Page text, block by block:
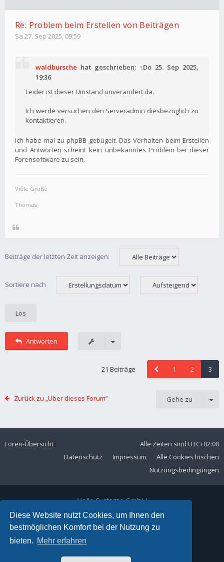
Diese Website nutzt Cookies, um Ihnen den
bestmöglichen Komfort bei der Nutzung zu
bieten. Mehr erfahren
Re: Problem beim Erstellen von Beiträgen
Sa 27. Sep 2025, 09:59
waldbursche hat geschrieben: ↑Do 25. Sep 2025,
19:36
Leider ist dieser Umstand unverändert da.
Ich werde versuchen den Serveradmin diesbezüglich zu
kontaktieren.
Ich habe mal zu phpBB gebügelt. Das Verhalten beim Erstellen
und Antworten scheint kein unbekanntes Problem bei dieser
Forensoftware zu sein.
Viele Grüße
Thomas
Beiträge der letzten Zeit anzeigen:
Sortiere nach
Antworten
21 Beiträge 1 2 3
Zurück zu „Über dieses Forum“ Gehe zu
Foren-Übersicht Alle Zeiten sind UTC+02:00
Alle Cookies löschen
Impressum
Datenschutz
Nutzungsbedingungen
Volla Systeme GmbH
Kölner Straße 102
42897 Remscheid
Telefon:+49 2191 59897 61
E-Mail: